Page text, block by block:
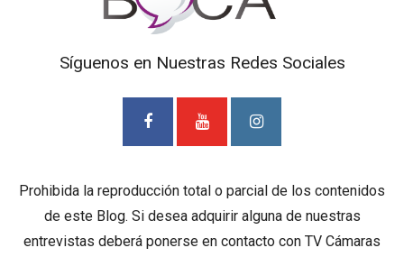
Síguenos en Nuestras Redes Sociales
Prohibida la reproducción total o parcial de los contenidos
de este Blog. Si desea adquirir alguna de nuestras
entrevistas deberá ponerse en contacto con TV Cámaras